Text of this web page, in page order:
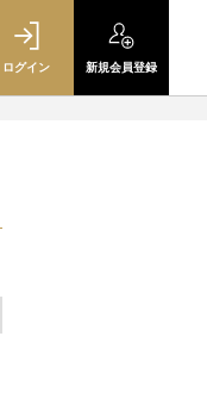
ログイン 新規会員登録